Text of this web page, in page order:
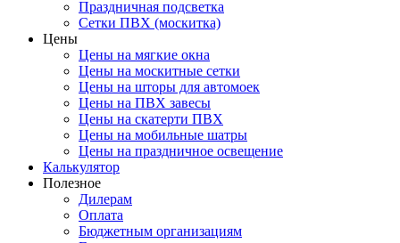
Праздничная подсветка
Сетки ПВХ (москитка)
Цены
Цены на мягкие окна
Цены на москитные сетки
Цены на шторы для автомоек
Цены на ПВХ завесы
Цены на скатерти ПВХ
Цены на мобильные шатры
Цены на праздничное освещение
Калькулятор
Полезное
Дилерам
Оплата
Бюджетным организациям